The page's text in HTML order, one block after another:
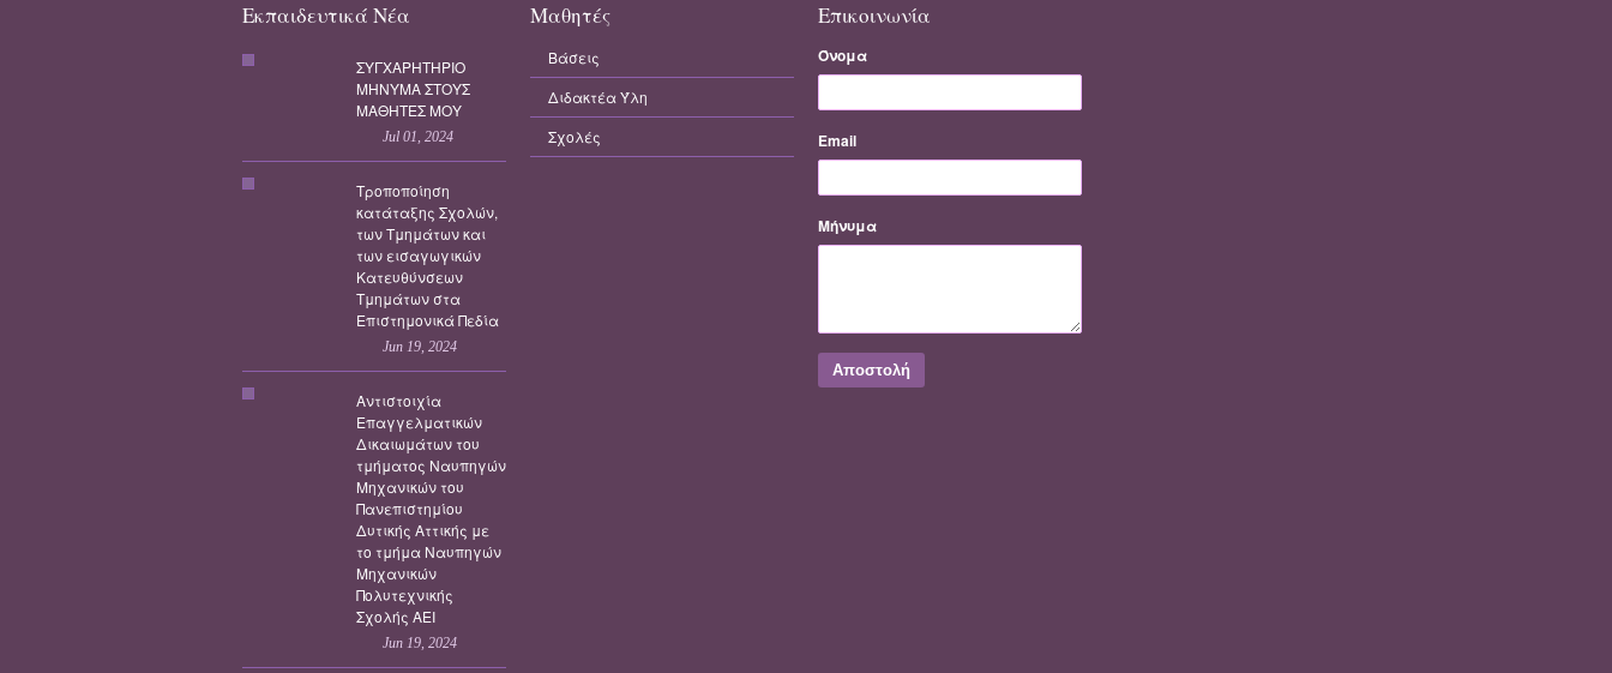
Εκπαιδευτικά Νέα
ΣΥΓΧΑΡΗΤΗΡΙΟ
ΜΗΝΥΜΑ ΣΤΟΥΣ
ΜΑΘΗΤΕΣ ΜΟΥ
Jul 01, 2024
Τροποποίηση
κατάταξης Σχολών,
των Τμημάτων και
των εισαγωγικών
Κατευθύνσεων
Τμημάτων στα
Επιστημονικά Πεδία
Jun 19, 2024
Αντιστοιχία
Επαγγελματικών
Δικαιωμάτων του
τμήματος Ναυπηγών
Μηχανικών του
Πανεπιστημίου
Δυτικής Αττικής με
το τμήμα Ναυπηγών
Μηχανικών
Πολυτεχνικής
Σχολής ΑΕΙ
Jun 19, 2024
Μαθητές
Βάσεις
Διδακτέα Ύλη
Σχολές
Επικοινωνία
Όνομα
Email
Μήνυμα
Αποστολή